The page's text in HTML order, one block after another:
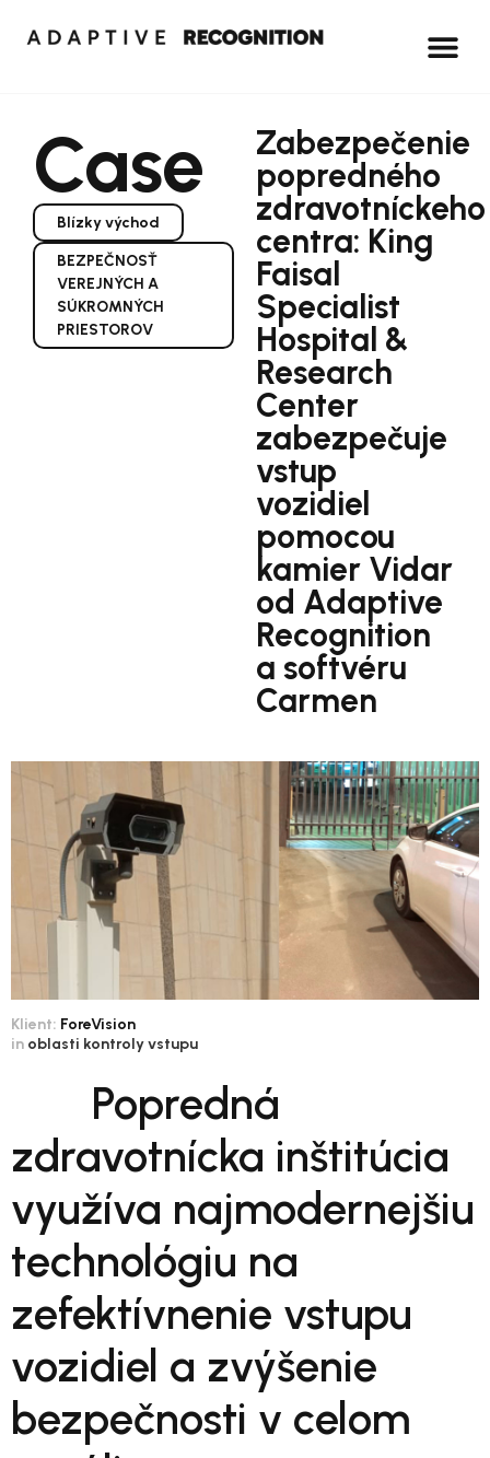
Case
Blízky východ
BEZPEČNOSŤ
VEREJNÝCH A
SÚKROMNÝCH
PRIESTOROV
Zabezpečenie
popredného
zdravotníckeho
centra: King
Faisal
Specialist
Hospital &
Research
Center
zabezpečuje
vstup
vozidiel
pomocou
kamier Vidar
od Adaptive
Recognition
a softvéru
Carmen
Klient: ForeVision
in oblasti kontroly vstupu
Popredná
zdravotnícka inštitúcia
využíva najmodernejšiu
technológiu na
zefektívnenie vstupu
vozidiel a zvýšenie
bezpečnosti v celom